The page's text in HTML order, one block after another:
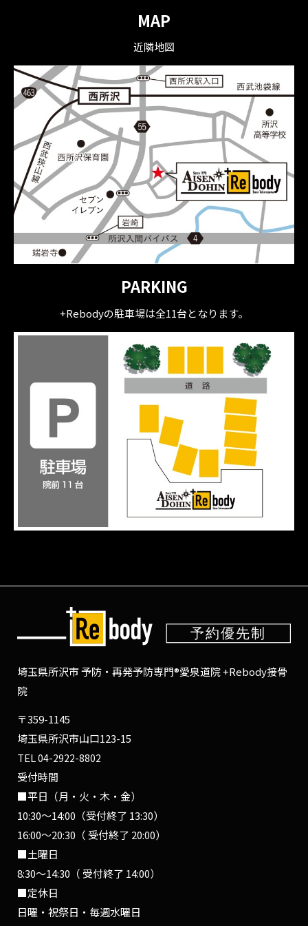
MAP
近隣地図
PARKING
+Rebodyの駐車場は全11台となります。
埼玉県所沢市 予防・再発予防専門®愛泉道院 +Rebody接骨
院
〒359-1145
埼玉県所沢市山口123-15
TEL04-2922-8802
受付時間
■平日（月・火・木・金）
10:30〜14:00（受付終了 13:30）
16:00〜20:30（ 受付終了 20:00）
■土曜日
8:30〜14:30（ 受付終了 14:00）
■定休日
日曜・祝祭日・毎週水曜日